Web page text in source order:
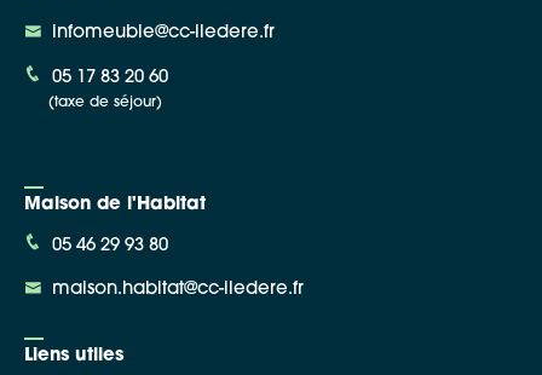
infomeuble@cc-iledere.fr
05 17 83 20 60
(taxe de séjour)
Maison de l'Habitat
05 46 29 93 80
maison.habitat@cc-iledere.fr
Liens utiles